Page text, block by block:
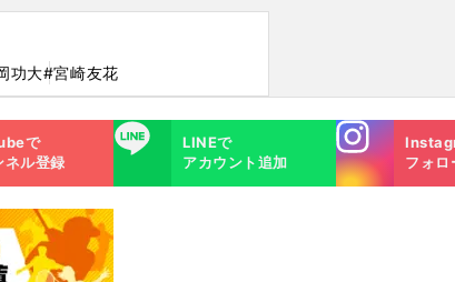
功大#宮崎友花
で
ネル登録
LINE
LINEで
アカウント追加
Instagra
m
フォロ